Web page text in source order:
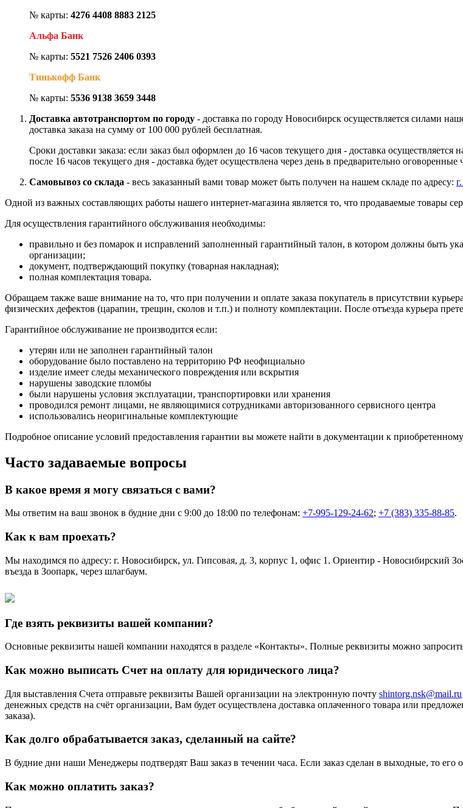
№ карты: 4276 4408 8883 2125
Альфа Банк
№ карты: 5521 7526 2406 0393
Тинькофф Банк
№ карты: 5536 9138 3659 3448
Доставка автотранспортом по городу - доставка по городу Новосибирск осуществляется силами
доставка заказа на сумму от 100 000 рублей бесплатная.
Сроки доставки заказа: если заказ был оформлен до 16 часов текущего дня - доставка
после 16 часов текущего дня - доставка будет осуществлена через день в предварительно оговоренные
Самовывоз со склада - весь заказанный вами товар может быть получен на нашем складе по адресу:
Одной из важных составляющих работы нашего интернет-магазина является то, что продаваемые товары
Для осуществления гарантийного обслуживания необходимы:
правильно и без помарок и исправлений заполненный гарантийный талон, в котором должны быть
организации;
документ, подтверждающий покупку (товарная накладная);
полная комплектация товара.
Обращаем также ваше внимание на то, что при получении и оплате заказа покупатель в присутствии
физических дефектов (царапин, трещин, сколов и т.п.) и полноту комплектации. После отъезда курьера
Гарантийное обслуживание не производится если:
утерян или не заполнен гарантийный талон
оборудование было поставлено на территорию РФ неофициально
изделие имеет следы механического повреждения или вскрытия
нарушены заводские пломбы
были нарушены условия эксплуатации, транспортировки или хранения
проводился ремонт лицами, не являющимися сотрудниками авторизованного сервисного центра
использовались неоригинальные комплектующие
Подробное описание условий предоставления гарантии вы можете найти в документации к
Часто задаваемые вопросы
В какое время я могу связаться с вами?
Мы ответим на ваш звонок в будние дни с 9:00 до 18:00 по телефонам: +7-995-129-24-62; +7 (383) 335-88-85.
Как к вам проехать?
Мы находимся по адресу: г. Новосибирск, ул. Гипсовая, д. 3, корпус 1, офис 1. Ориентир - Новосибирский
въезда в Зоопарк, через шлагбаум.
Где взять реквизиты вашей компании?
Основные реквизиты нашей компании находятся в разделе «Контакты». Полные реквизиты можно
Как можно выписать Счет на оплату для юридического лица?
Для выставления Счета отправьте реквизиты Вашей организации на электронную почту shintorg.nsk@mail.ru
денежных средств на счёт организации, Вам будет осуществлена доставка оплаченного товара или
заказа).
Как долго обрабатывается заказ, сделанный на сайте?
В будние дни наши Менеджеры подтвердят Ваш заказ в течении часа. Если заказ сделан в выходные, то его
Как можно оплатить заказ?